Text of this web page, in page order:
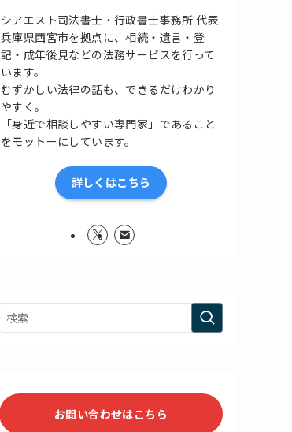
シアエスト司法書士・行政書士事務所 代表
兵庫県西宮市を拠点に、相続・遺言・登
記・成年後見などの法務サービスを行って
います。
むずかしい法律の話も、できるだけわかり
やすく。
「身近で相談しやすい専門家」であること
をモットーにしています。
詳しくはこちら
お問い合わせはこちら